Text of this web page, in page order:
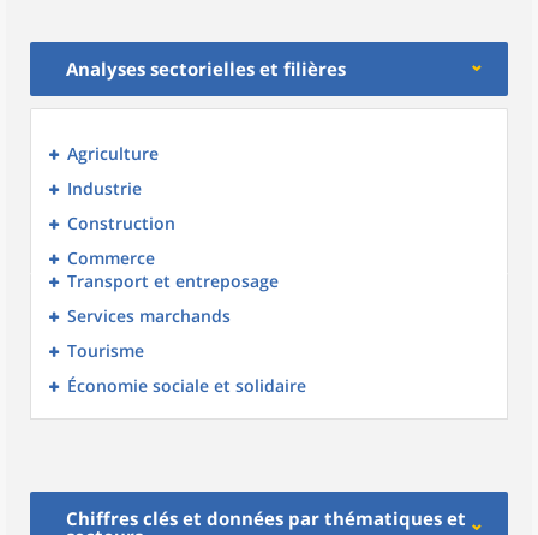
Analyses sectorielles et filières
Agriculture
Industrie
Construction
Commerce
Transport et entreposage
Services marchands
Tourisme
Économie sociale et solidaire
Chiffres clés et données par thématiques et